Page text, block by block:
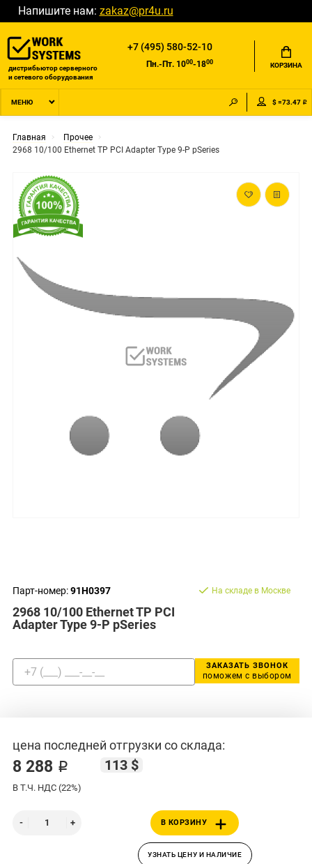
Напишите нам: zakaz@pr4u.ru
дистрибьютор серверного
и сетевого оборудования
+7 (495) 580-52-10
Пн.-Пт. 1000-1800 КОРЗИНА
МЕНЮ $ =73.47 ₽
Главная
Прочее
2968 10/100 Ethernet TP PCI Adapter Type 9-P pSeries
Парт-номер:91H0397
2968 10/100 Ethernet TP PCI
Adapter Type 9-P pSeries
На складе в Москве
ЗАКАЗАТЬ ЗВОНОК
поможем с выбором
цена последней отгрузки со склада:
8 288 ₽ 113 $
В Т.Ч. НДС (22%)
В КОРЗИНУ
УЗНАТЬ ЦЕНУ И НАЛИЧИЕ